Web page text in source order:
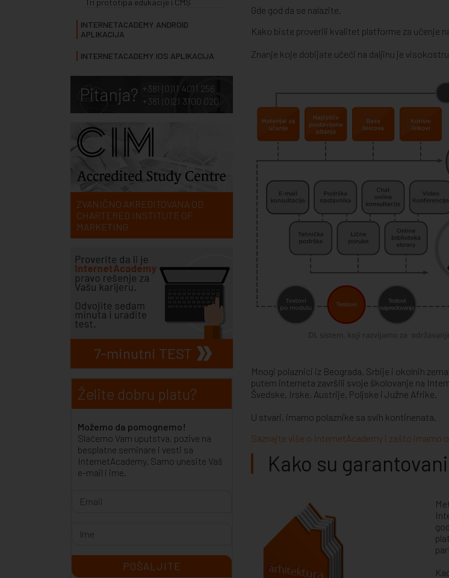
Tri prototipa edukacije i CMS
INTERNETACADEMY ANDROID
APLIKACIJA
INTERNETACADEMY IOS APLIKACIJA
Pitanja? +381 (0)11 4011 256
+381 (0)21 3100 020
ZVANIČNO AKREDITOVANA OD
CHARTERED INSTITUTE OF
MARKETING
7-minutni TEST
Želite dobru platu?
Možemo da pomognemo!
Slaćemo Vam uputstva, pozive na
besplatne seminare i vesti sa
InternetAcademy. Samo unesite Vaš
e-mail i ime.
Gde god da se nalazite.
Kako biste proverili kvalitet platforme za učenje
Znanje koje dobijate učeći na daljinu je
Mnogi polaznici iz Beograda, Srbije i okolnih
putem interneta završili svoje školovanje na
Švedske, Irske, Austrije, Poljske i Južne Afrike.
U stvari, imamo polaznike sa svih kontinenata.
Saznajte više o InternetAcademy i zašto imamo
Kako su